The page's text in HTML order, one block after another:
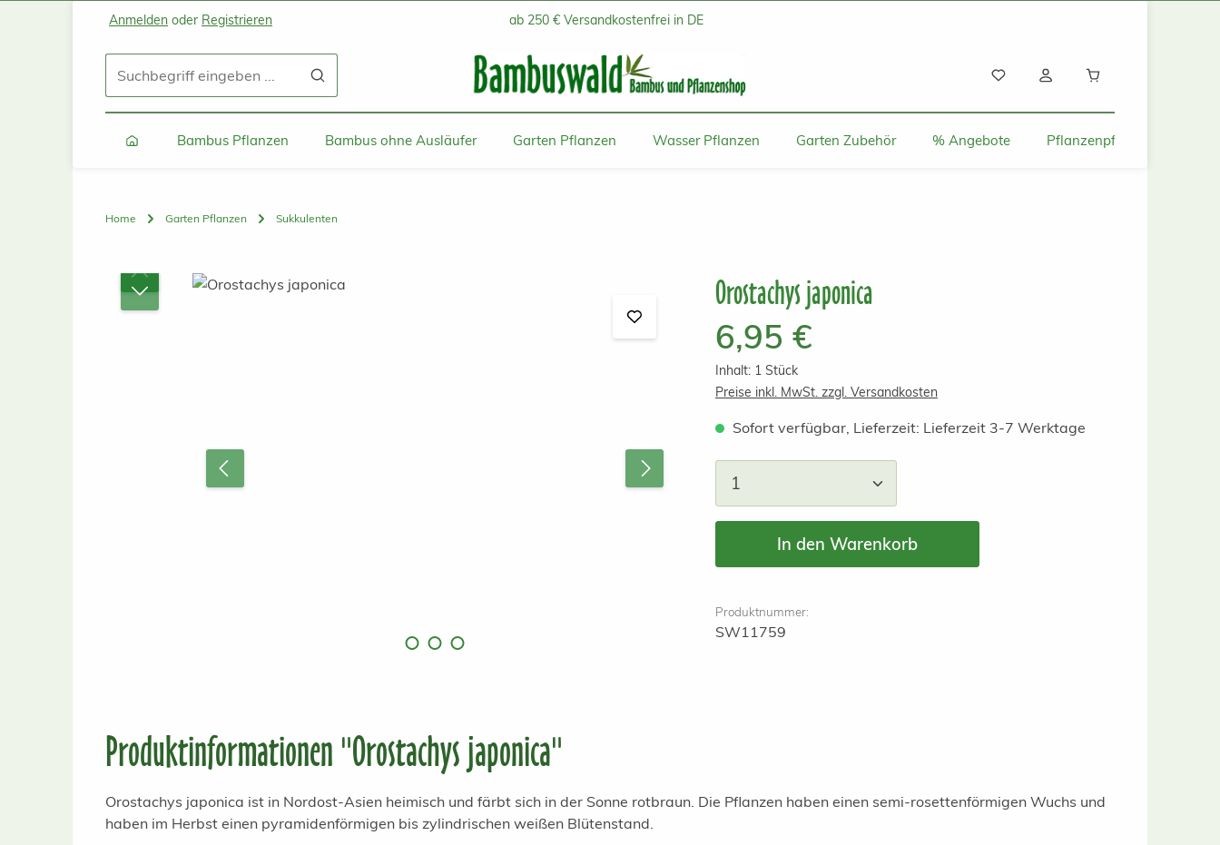
Zum Hauptinhalt springen
Zur Suche springen
Zur Hauptnavigation springen
Anmelden oder Registrieren ab 250 € Versandkostenfrei in DE
Bambus Pflanzen Bambus ohne Ausläufer Garten Pflanzen Wasser Pflanzen Garten Zubehör % Angebote Pflanzenpflege und Tipps
Home Garten Pflanzen Sukkulenten
Bildergalerie überspringen Orostachys japonica
Regulärer Preis:
6,95 €
Inhalt: 1 Stück
Preise inkl. MwSt. zzgl. Versandkosten
Sofort verfügbar, Lieferzeit: Lieferzeit 3-7 Werktage
Produkt Anzahl: Gib den gewünschten Wert ein
In den Warenkorb
Produktnummer:
SW11759
Produktinformationen "Orostachys japonica"
Orostachys japonica ist in Nordost-Asien heimisch und färbt sich in der Sonne rotbraun. Die Pflanzen haben einen semi-rosettenförmigen Wuchs und
haben im Herbst einen pyramidenförmigen bis zylindrischen weißen Blütenstand.